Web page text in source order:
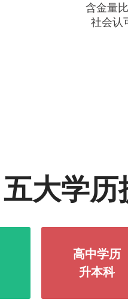
含金量
社会认
五大学历
高中学历
升本科